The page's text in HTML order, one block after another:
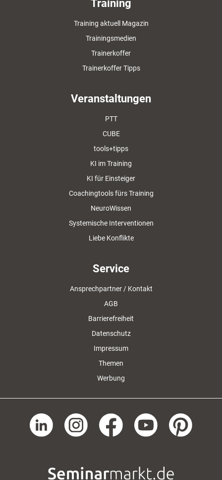
Training
Training aktuell Magazin
Trainingsmedien
Trainerkoffer
Trainerkoffer Tipps
Veranstaltungen
PTT
CUBE
tools+tipps
KI im Training
KI für Einsteiger
Coachingtools fürs Training
NeuroWissen
Systemische Interventionen
Liebe Konflikte
Service
Ansprechpartner / Kontakt
AGB
Barrierefreiheit
Datenschutz
Impressum
Themen
Werbung